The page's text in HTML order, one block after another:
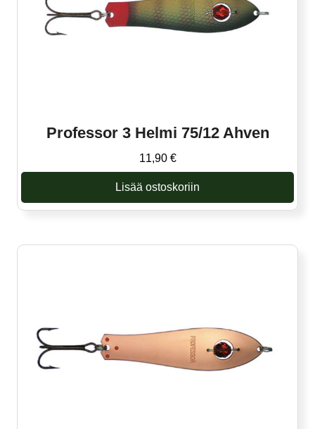
Professor 3 Helmi 75/12 Ahven
11,90 €
Lisää ostoskoriin